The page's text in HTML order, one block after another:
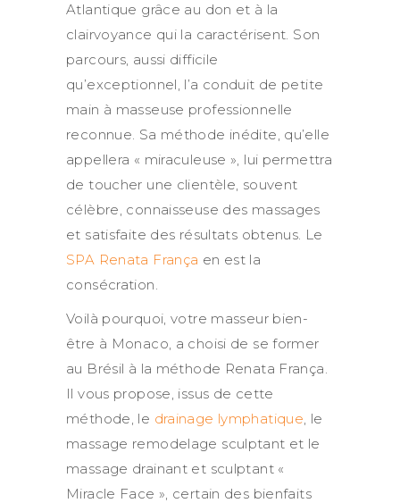
Atlantique grâce au don et à la
clairvoyance qui la caractérisent. Son
parcours, aussi difficile
qu’exceptionnel, l’a conduit de petite
main à masseuse professionnelle
reconnue. Sa méthode inédite, qu’elle
appellera « miraculeuse », lui permettra
de toucher une clientèle, souvent
célèbre, connaisseuse des massages
et satisfaite des résultats obtenus. Le
SPA Renata França en est la
consécration.
Voilà pourquoi, votre masseur bien-
être à Monaco, a choisi de se former
au Brésil à la méthode Renata França.
Il vous propose, issus de cette
méthode, le drainage lymphatique, le
massage remodelage sculptant et le
massage drainant et sculptant «
Miracle Face », certain des bienfaits